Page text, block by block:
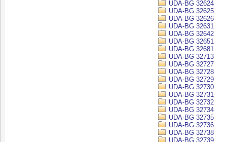
UDA-BG 32624
UDA-BG 32625
UDA-BG 32626
UDA-BG 32631
UDA-BG 32642
UDA-BG 32651
UDA-BG 32681
UDA-BG 32713
UDA-BG 32727
UDA-BG 32728
UDA-BG 32729
UDA-BG 32730
UDA-BG 32731
UDA-BG 32732
UDA-BG 32734
UDA-BG 32735
UDA-BG 32736
UDA-BG 32738
UDA-BG 32739